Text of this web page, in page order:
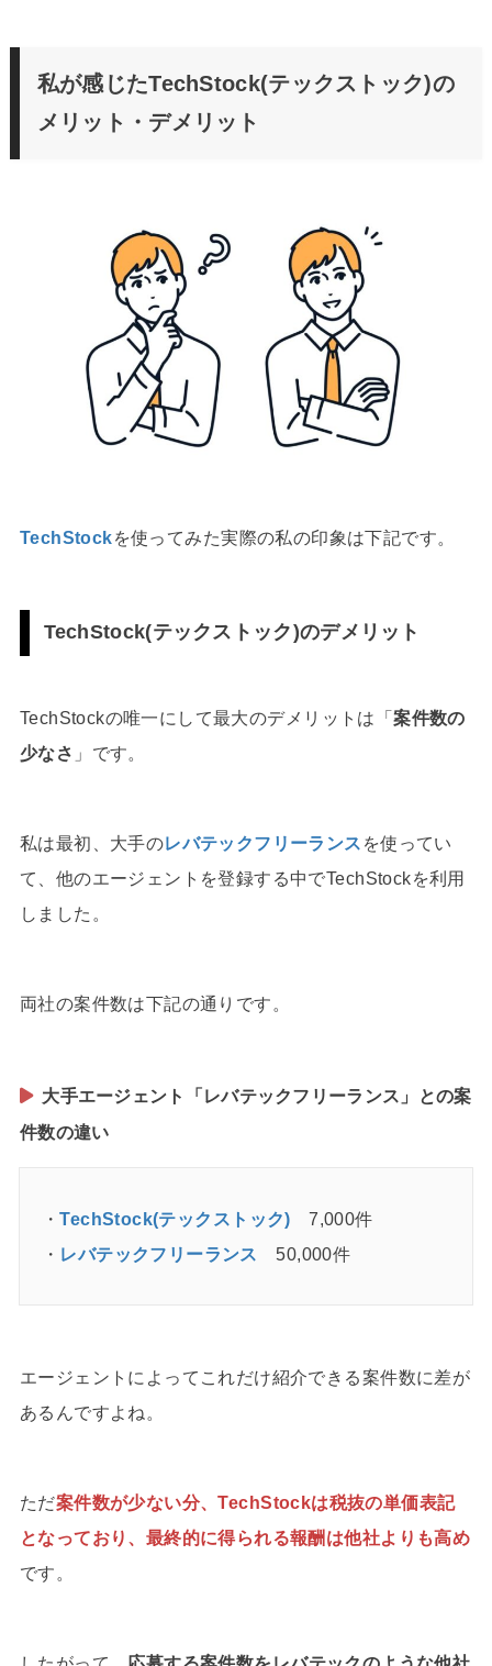
私が感じたTechStock(テックストック)の
メリット・デメリット
TechStockを使ってみた実際の私の印象は下記です。
TechStock(テックストック)のデメリット
TechStockの唯一にして最大のデメリットは「案件数の
少なさ 」です。
私は最初、大手のレバテックフリーランス を使ってい
て、他のエージェントを登録する中でTechStockを利用
しました。
両社の案件数は下記の通りです。
大手エージェント「レバテックフリーランス」との案
件数の違い
・TechStock(テックストック) 7,000件
・ レバテックフリーランス 50,000件
エージェントによってこれだけ紹介できる案件数に差が
あるんですよね。
ただ案件数が少ない分、TechStockは税抜の単価表記
となっており、最終的に得られる報酬は他社よりも高め
です。